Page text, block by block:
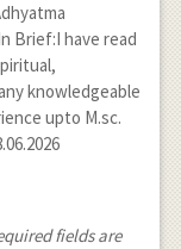
Brief:I have read
knowledgeable
upto M.sc.
fields are